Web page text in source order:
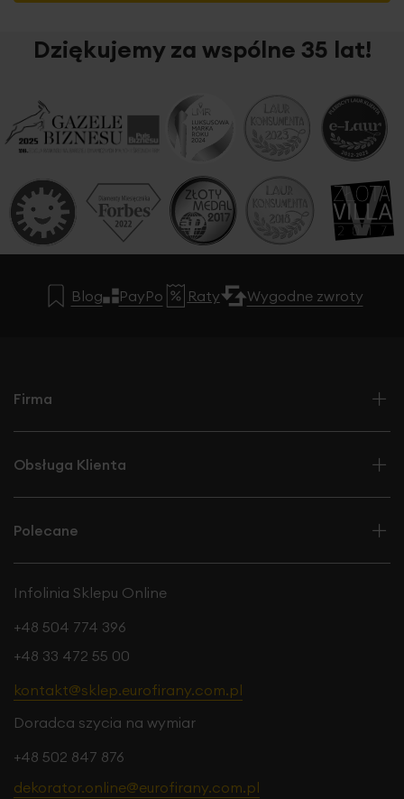
Dziękujemy za wspólne 35 lat!
Blog PayPo Raty Wygodne zwroty
Firma
Obsługa Klienta
Polecane
Infolinia Sklepu Online
+48 504 774 396
+48 33 472 55 00
kontakt@sklep.eurofirany.com.pl
Doradca szycia na wymiar
+48 502 847 876
dekorator.online@eurofirany.com.pl